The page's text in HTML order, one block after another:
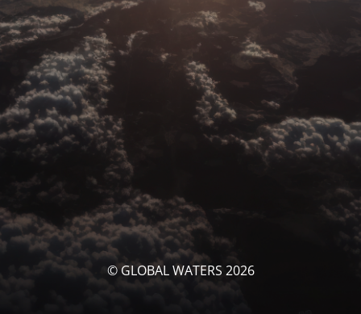
© GLOBAL WATERS 2026